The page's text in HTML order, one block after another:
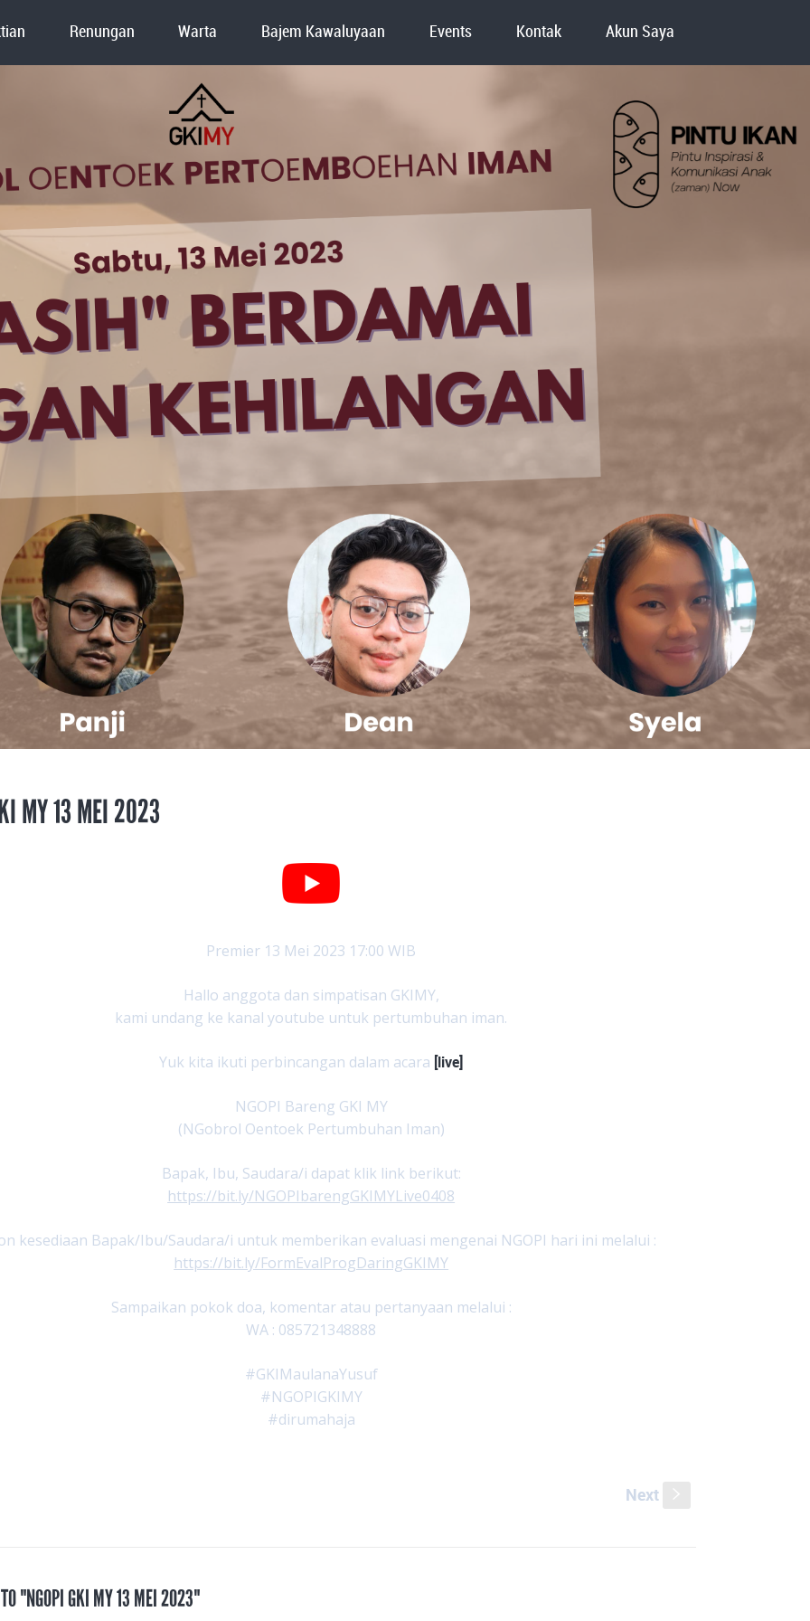
Renungan Warta Bajem Kawaluyaan Events Kontak Akun Saya
MY 13 MEI 2023
Premier 13 Mei 2023 17:00 WIB
Hallo anggota dan simpatisan GKIMY,
kami undang ke kanal youtube untuk pertumbuhan iman.
Yuk kita ikuti perbincangan dalam acara [live]
NGOPI Bareng GKI MY
(NGobrol Oentoek Pertumbuhan Iman)
Bapak, Ibu, Saudara/i dapat klik link berikut:
https://bit.ly/NGOPIbarengGKIMYLive0408
kesediaan Bapak/Ibu/Saudara/i untuk memberikan evaluasi mengenai NGOPI hari ini melalui :
https://bit.ly/FormEvalProgDaringGKIMY
Sampaikan pokok doa, komentar atau pertanyaan melalui :
WA : 085721348888
#GKIMaulanaYusuf
#NGOPIGKIMY
#dirumahaja
Next
"NGOPI GKI MY 13 MEI 2023"